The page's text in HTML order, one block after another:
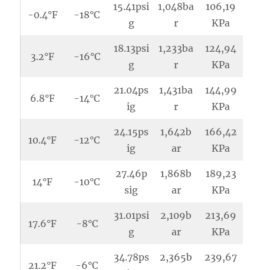
-0.4°F -18°C
15.41psi
g
1,048ba
r
106,19
KPa
3.2°F -16°C
18.13psi
g
1,233ba
r
124,94
KPa
6.8°F -14°C
21.04ps
ig
1,431ba
r
144,99
KPa
10.4°F -12°C
24.15ps
ig
1,642b
ar
166,42
KPa
14°F -10°C
27.46p
sig
1,868b
ar
189,23
KPa
17.6°F -8°C
31.01psi
g
2,109b
ar
213,69
KPa
21.2°F -6°C
34.78ps
2,365b
239,67